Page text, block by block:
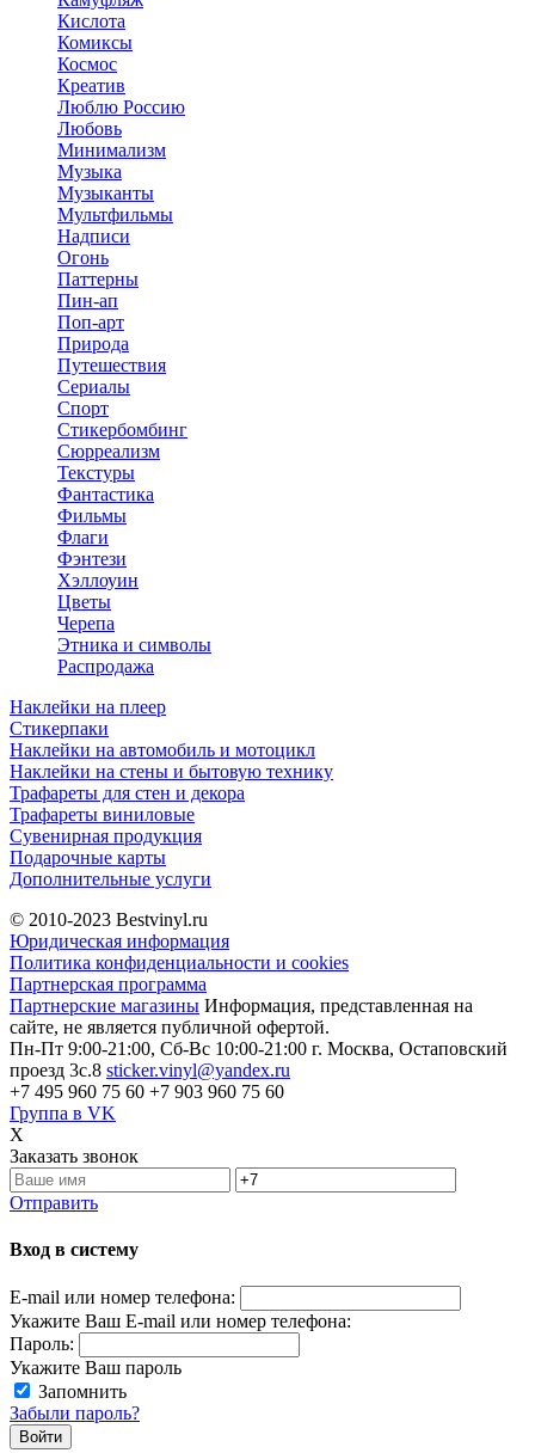
Кислота
Комиксы
Космос
Креатив
Люблю Россию
Любовь
Минимализм
Музыка
Музыканты
Мультфильмы
Надписи
Огонь
Паттерны
Пин-ап
Поп-арт
Природа
Путешествия
Сериалы
Спорт
Стикербомбинг
Сюрреализм
Текстуры
Фантастика
Фильмы
Флаги
Фэнтези
Хэллоуин
Цветы
Черепа
Этника и символы
Распродажа
Наклейки на плеер
Стикерпаки
Наклейки на автомобиль и мотоцикл
Наклейки на стены и бытовую технику
Трафареты для стен и декора
Трафареты виниловые
Сувенирная продукция
Подарочные карты
Дополнительные услуги
© 2010-2023 Bestvinyl.ru
Юридическая информация
Политика конфиденциальности и cookies
Партнерская программа
Партнерские магазины Информация, представленная на
сайте, не является публичной офертой.
Пн-Пт 9:00-21:00, Сб-Вс 10:00-21:00 г. Москва, Остаповский
проезд 3с.8 sticker.vinyl@yandex.ru
+7 495 960 75 60 +7 903 960 75 60
Группа в VK
X
Заказать звонок
Отправить
Вход в систему
E-mail или номер телефона:
Укажите Ваш E-mail или номер телефона:
Пароль:
Укажите Ваш пароль
Запомнить
Забыли пароль?